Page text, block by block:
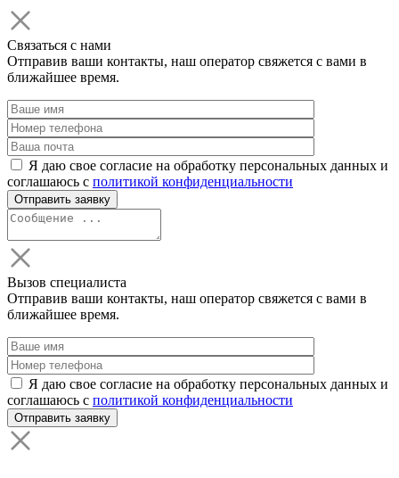
Связаться с нами
Отправив ваши контакты, наш оператор свяжется с вами в
ближайшее время.
Я даю свое согласие на обработку персональных данных и
соглашаюсь с политикой конфиденциальности
Вызов специалиста
Отправив ваши контакты, наш оператор свяжется с вами в
ближайшее время.
Я даю свое согласие на обработку персональных данных и
соглашаюсь с политикой конфиденциальности